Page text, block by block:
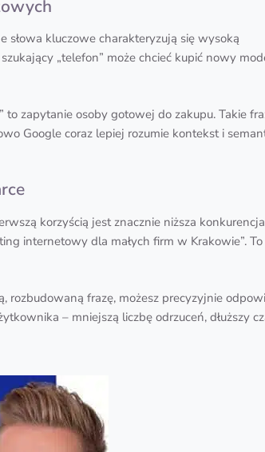
słowa kluczowe charakteryzują się wysoką
„telefon” może chcieć kupić nowy
zapytanie osoby gotowej do zakupu. Takie
Google coraz lepiej rozumie kontekst i
korzyścią jest znacznie niższa
internetowy dla małych firm w Krakowie”.
rozbudowaną frazę, możesz precyzyjnie
– mniejszą liczbę odrzuceń, dłuższy